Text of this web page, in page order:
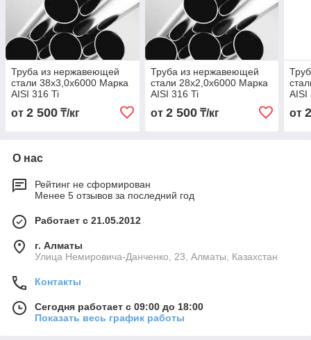
Труба из нержавеющей
стали 38х3,0х6000 Марка
AISI 316 Ti
от 2 500 ₸/кг
Труба из нержавеющей
стали 28х2,0х6000 Марка
AISI 316 Ti
от 2 500₸/кг
AISI
от
О нас
Рейтинг не сформирован
Менее 5 отзывов за последний год
Работает с 21.05.2012
г. Алматы
Улица Немировича-Данченко, 23, Алматы, Казахстан
Контакты
Сегодня работает с 09:00 до 18:00
Показать весь график работы